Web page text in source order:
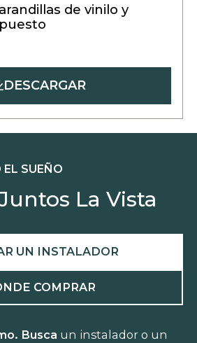
de vinilo y
DESCARGAR
EL SUEÑO
La Vista
UN INSTALADOR
COMPRAR
Busca un instalador o un